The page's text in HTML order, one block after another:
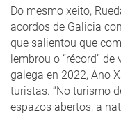
Do mesmo xeito,
acordos de Galicia
que salientou que
lembrou o “récord”
galega en 2022, Ano
turistas. “No turismo
espazos abertos, a